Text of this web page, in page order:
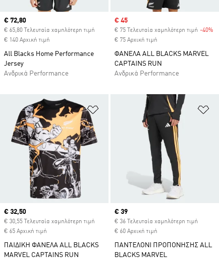
Current price
€ 72,80
€ 65,80 Τελευταία χαμηλότερη τιμή
€ 140 Αρχική τιμή
All Blacks Home Performance
Jersey
Ανδρικά Performance
Sale price
€ 45
€ 75 Τελευταία χαμηλότερη τιμή -40%
€ 75 Αρχική τιμή
ΦΑΝΕΛΑ ALL BLACKS MARVEL
CAPTAINS RUN
Ανδρικά Performance
Προσθήκη στη Λίστα Επιθυμιών
Current price
€ 32,50
€ 30,55 Τελευταία χαμηλότερη τιμή
€ 65 Αρχική τιμή
ΠΑΙΔΙΚΗ ΦΑΝΕΛΑ ALL BLACKS
MARVEL CAPTAINS RUN
Current price
€ 39
€ 36 Τελευταία χαμηλότερη τιμή
€ 60 Αρχική τιμή
ΠΑΝΤΕΛΟΝΙ ΠΡΟΠΟΝΗΣΗΣ ALL
BLACKS MARVEL